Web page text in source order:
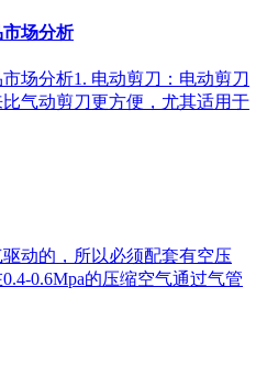
场分析
场分析1. 电动剪刀：电动剪刀
气动剪刀更方便，尤其适用于
动的，所以必须配套有空压
0.6Mpa的压缩空气通过气管